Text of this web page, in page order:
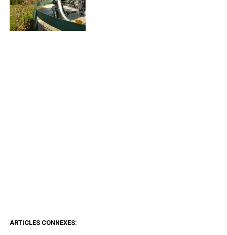
ARTICLES CONNEXES: